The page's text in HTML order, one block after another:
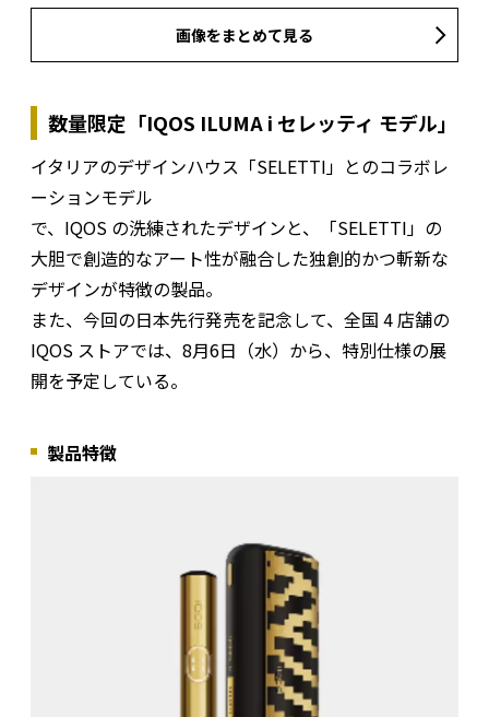
画像をまとめて見る
数量限定「IQOS ILUMA i セレッティ モデル」
イタリアのデザインハウス「SELETTI」とのコラボレ
ーションモデル
で、IQOS の洗練されたデザインと、「SELETTI」の
大胆で創造的なアート性が融合した独創的かつ斬新な
デザインが特徴の製品。
また、今回の日本先行発売を記念して、全国 4 店舗の
IQOS ストアでは、8月6日（水）から、特別仕様の展
開を予定している。
製品特徴